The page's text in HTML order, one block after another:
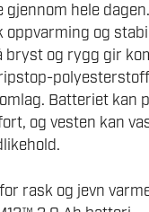
hele dagen.
oppvarming og
bryst og rygg gir
Batteriet kan
og vesten kan
for rask og jevn